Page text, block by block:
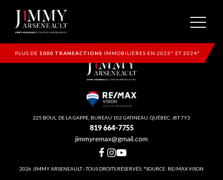
PLUS DE 1000 TRANSACTIONS IMMOBILIÈRES EN 2023* ET 2024*
225 BOUL. DE LA GAPPE, BUREAU 102 GATINEAU, QUÉBEC, J8T 7Y3
819 664-7755
jimmyremax@gmail.com
2026 JIMMY ARSENEAULT - TOUS DROITS RÉSERVÉS. *SOURCE: RE/MAX VISON